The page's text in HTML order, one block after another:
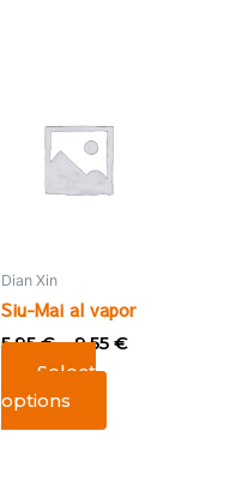
Dian Xin
Siu-Mai al vapor
5,95€–9,55 €
Select
options